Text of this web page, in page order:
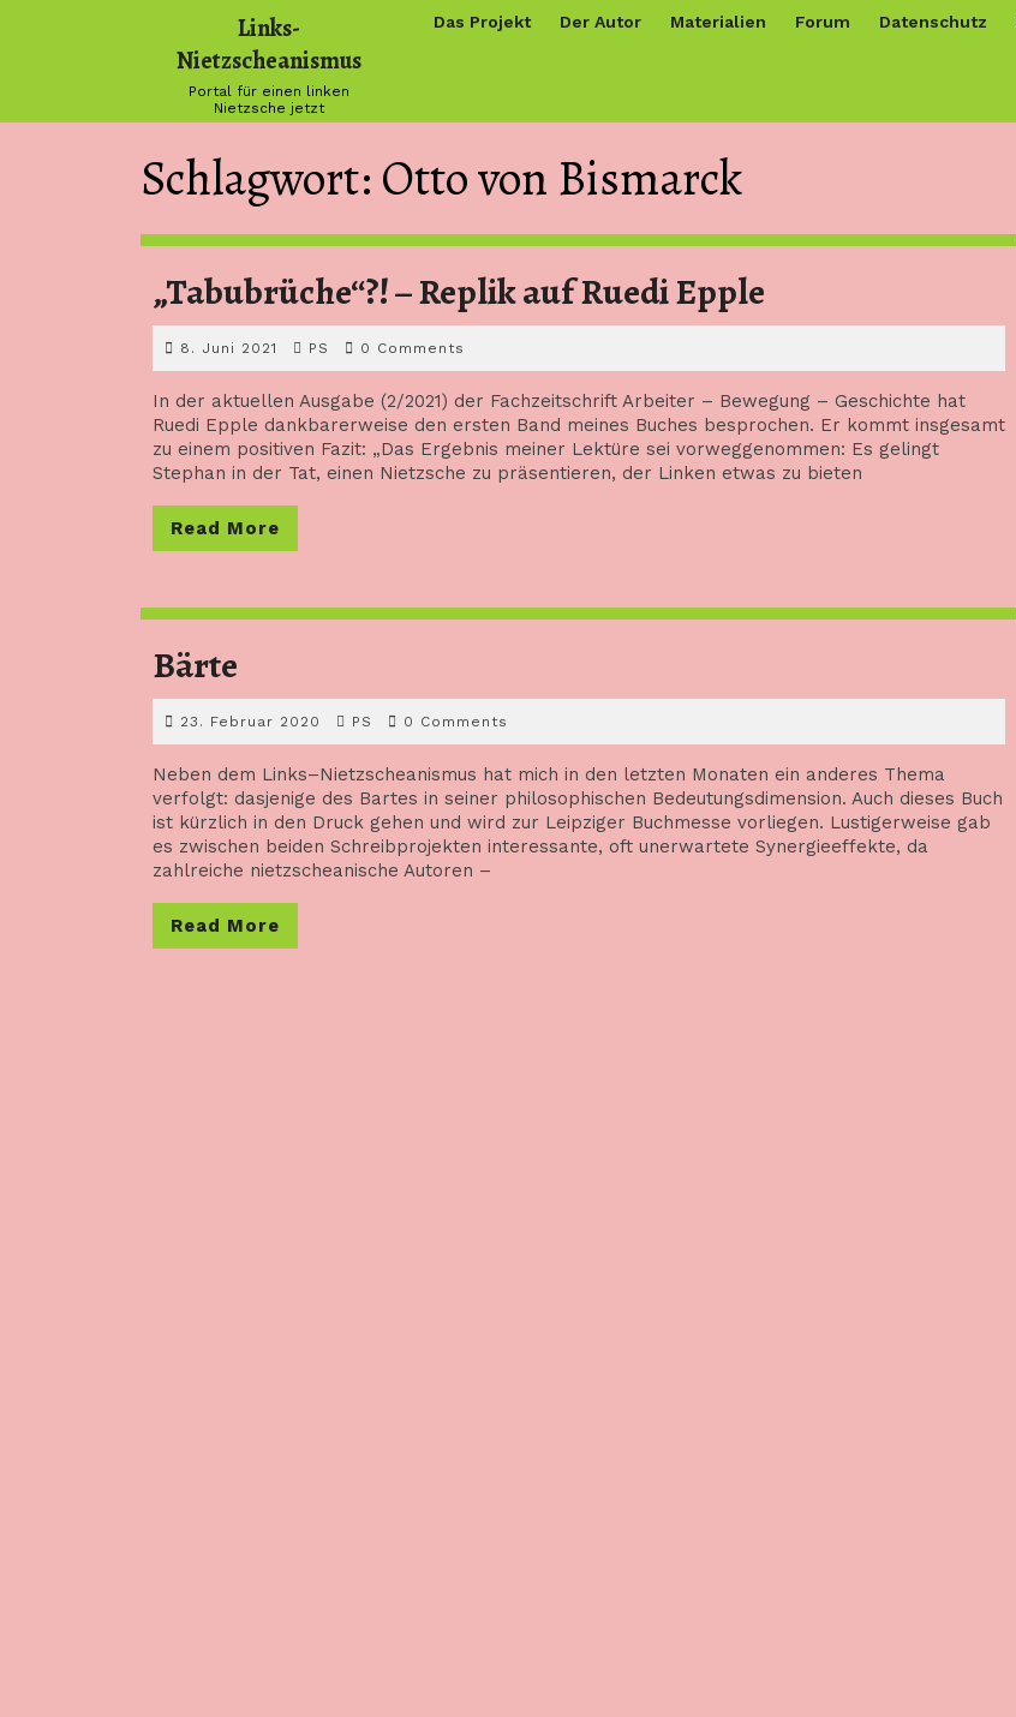
Links-
Nietzscheanismus
Portal für einen linken
Nietzsche jetzt
Das Projekt Der Autor Materialien Forum Datenschutz
Schlagwort: Otto von Bismarck
„Tabubrüche“?! – Replik auf Ruedi Epple
–
Replik
auf
Ruedi
8. Juni 2021
Juni
PS PS 0 Comments
In der aktuellen Ausgabe (2/2021) der Fachzeitschrift Arbeiter – Bewegung – Geschichte hat
Ruedi Epple dankbarerweise den ersten Band meines Buches besprochen. Er kommt insgesamt
zu einem positiven Fazit: „Das Ergebnis meiner Lektüre sei vorweggenommen: Es gelingt
Stephan in der Tat, einen Nietzsche zu präsentieren, der Linken etwas zu bieten
Read More
More
Bärte
23. Februar 2020 23.
Februar
PS PS 0 Comments
Neben dem Links–Nietzscheanismus hat mich in den letzten Monaten ein anderes Thema
verfolgt: dasjenige des Bartes in seiner philosophischen Bedeutungsdimension. Auch dieses Buch
ist kürzlich in den Druck gehen und wird zur Leipziger Buchmesse vorliegen. Lustigerweise gab
es zwischen beiden Schreibprojekten interessante, oft unerwartete Synergieeffekte, da
zahlreiche nietzscheanische Autoren –
Read More
More